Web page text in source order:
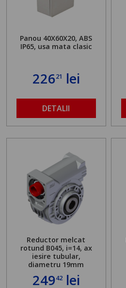
Panou 40X60X20, ABS
IP65, usa mata clasic
22621 lei
DETALII
Reductor melcat
rotund B045, i=14, ax
iesire tubular,
diametru 19mm
24942lei